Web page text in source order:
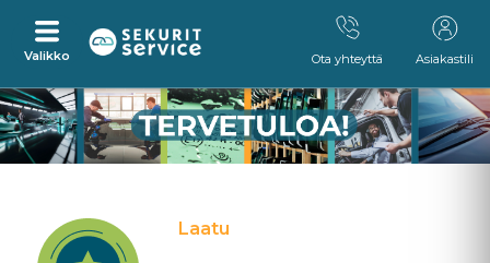
Siirry
suoraan
sisältöön
Siirry
navigointivalikkoon
Valikko Asiakastili
Ota yhteyttä
Laatu